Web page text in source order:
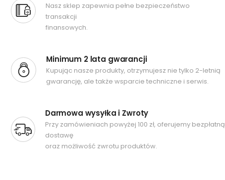
Nasz sklep zapewnia pełne bezpieczeństwo
transakcji
finansowych.
Minimum 2 lata gwarancji
Kupując nasze produkty, otrzymujesz nie tylko 2-letnią
gwarancję, ale także wsparcie techniczne i serwis.
Darmowa wysyłka i Zwroty
Przy zamówieniach powyżej 100 zł, oferujemy bezpłatną
dostawę
oraz możliwość zwrotu produktów.